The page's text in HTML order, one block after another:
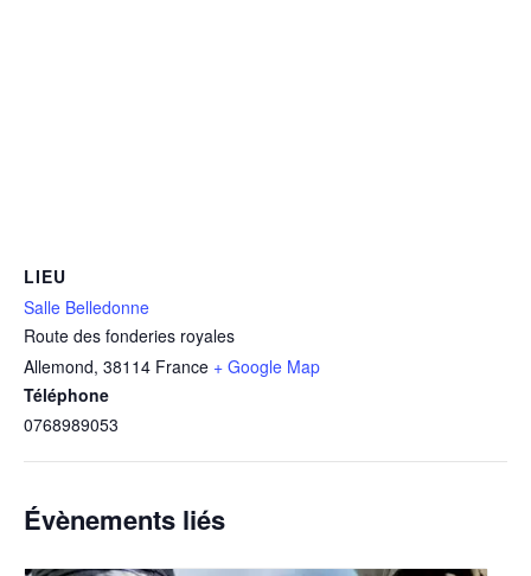
LIEU
Salle Belledonne
Route des fonderies royales
Allemond, 38114 France + Google Map
Téléphone
0768989053
Évènements liés